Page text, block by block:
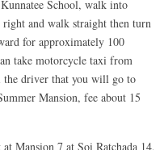
School, walk into
and walk straight then turn
for approximately 100
take motorcycle taxi from
the driver that you will go to
Mansion, fee about 15
Mansion 7 at Soi Ratchada 14,